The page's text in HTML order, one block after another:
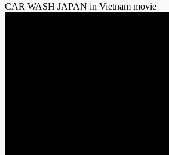
CAR WASH JAPAN in Vietnam movie